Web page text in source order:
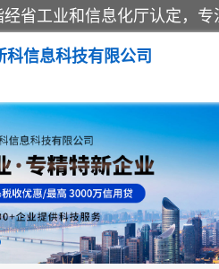
科信息科技有限公司